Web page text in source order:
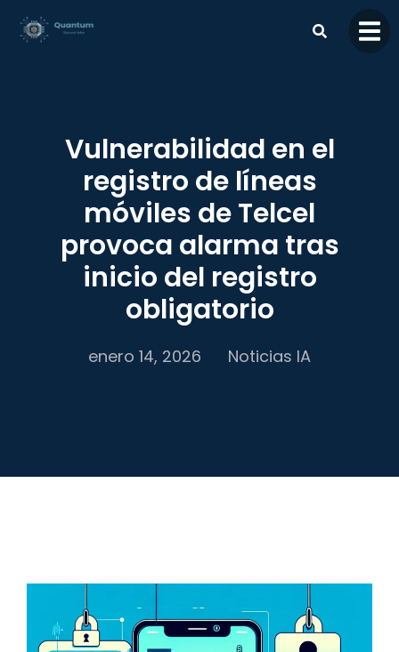
contenido
Vulnerabilidad en el
registro de líneas
móviles de Telcel
provoca alarma tras
inicio del registro
obligatorio
enero 14, 2026 Noticias IA